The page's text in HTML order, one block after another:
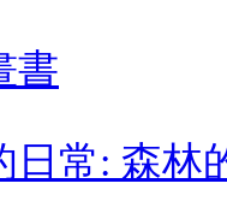
書
日常: 森林